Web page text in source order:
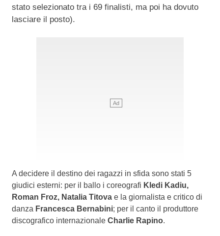
stato selezionato tra i 69 finalisti, ma poi ha dovuto
lasciare il posto).
A decidere il destino dei ragazzi in sfida sono stati 5
giudici esterni: per il ballo i coreografi Kledi Kadiu,
Roman Froz, Natalia Titova e la giornalista e critico di
danza Francesca Bernabini; per il canto il produttore
discografico internazionale Charlie Rapino.